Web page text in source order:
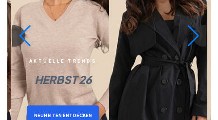
AKTUELLE TRENDS
HERBST 26
NEUHEITEN ENTDECKEN